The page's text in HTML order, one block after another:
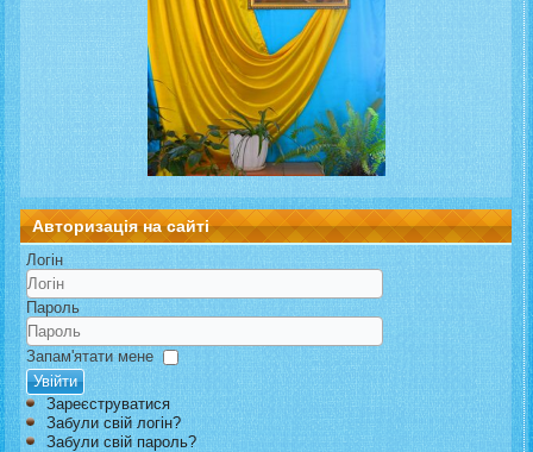
Авторизація на сайті
Логін
Пароль
Запам'ятати мене
Увійти
Зареєструватися
Забули свій логін?
Забули свій пароль?